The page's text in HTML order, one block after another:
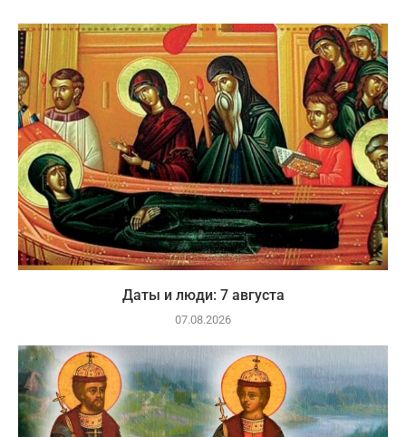
Даты и люди: 7 августа
07.08.2026